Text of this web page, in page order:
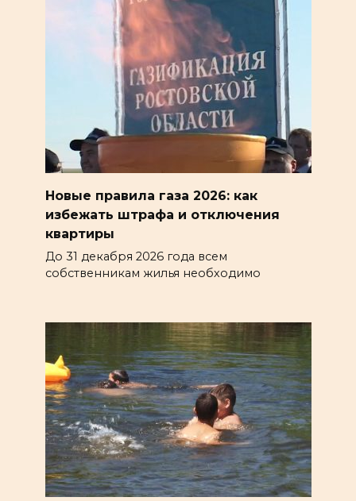
Новые правила газа 2026: как
избежать штрафа и отключения
квартиры
До 31 декабря 2026 года всем
собственникам жилья необходимо